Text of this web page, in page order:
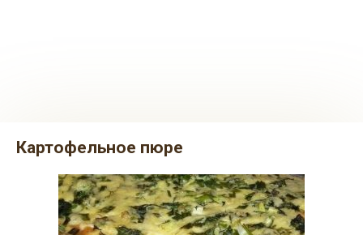
картофельное пюре